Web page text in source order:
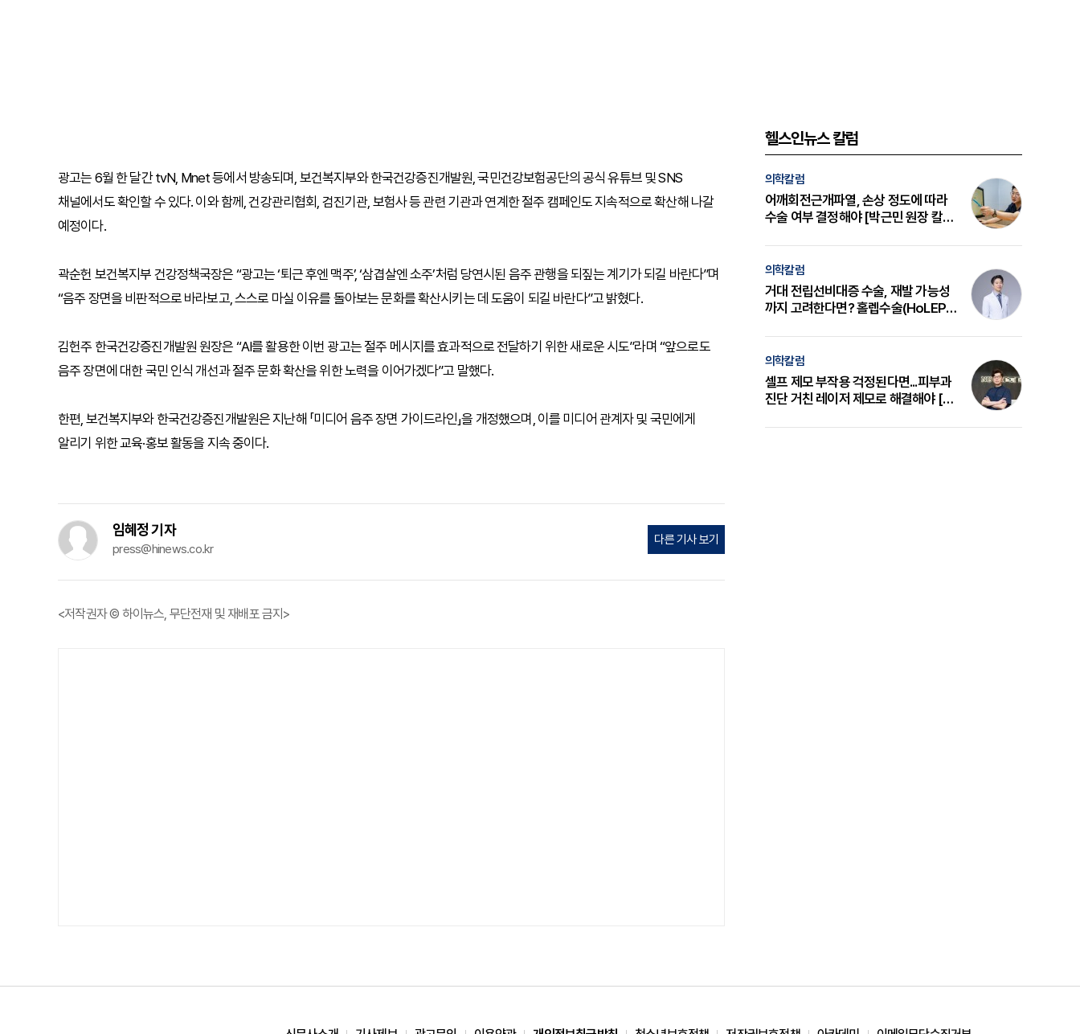
광고는 6월 한 달간 tvN, Mnet 등에서 방송되며, 보건복지부와 한국건강증진개발원, 국민건강보험공단의 공식 유튜브 및 SNS
채널에서도 확인할 수 있다. 이와 함께, 건강관리협회, 검진기관, 보험사 등 관련 기관과 연계한 절주 캠페인도 지속적으로 확산해 나갈
예정이다.
곽순헌 보건복지부 건강정책국장은 “광고는 ‘퇴근 후엔 맥주’, ‘삼겹살엔 소주’처럼 당연시된 음주 관행을 되짚는 계기가 되길 바란다”며
“음주 장면을 비판적으로 바라보고, 스스로 마실 이유를 돌아보는 문화를 확산시키는 데 도움이 되길 바란다”고 밝혔다.
김헌주 한국건강증진개발원 원장은 “AI를 활용한 이번 광고는 절주 메시지를 효과적으로 전달하기 위한 새로운 시도”라며 “앞으로도
음주 장면에 대한 국민 인식 개선과 절주 문화 확산을 위한 노력을 이어가겠다”고 말했다.
한편, 보건복지부와 한국건강증진개발원은 지난해 「미디어 음주 장면 가이드라인」을 개정했으며, 이를 미디어 관계자 및 국민에게
알리기 위한 교육·홍보 활동을 지속 중이다.
임혜정 기자
press@hinews.co.kr
다른 기사 보기
<저작권자 © 하이뉴스, 무단전재 및 재배포 금지>
헬스인뉴스 칼럼
의학칼럼
어깨회전근개파열, 손상 정도에 따라
수술 여부 결정해야 [박근민 원장 칼
의학칼럼
거대 전립선비대증 수술, 재발 가능성
까지 고려한다면? 홀렙수술(HoLEP)
의학칼럼
셀프 제모 부작용 걱정된다면...피부과
진단 거친 레이저 제모로 해결해야 [변